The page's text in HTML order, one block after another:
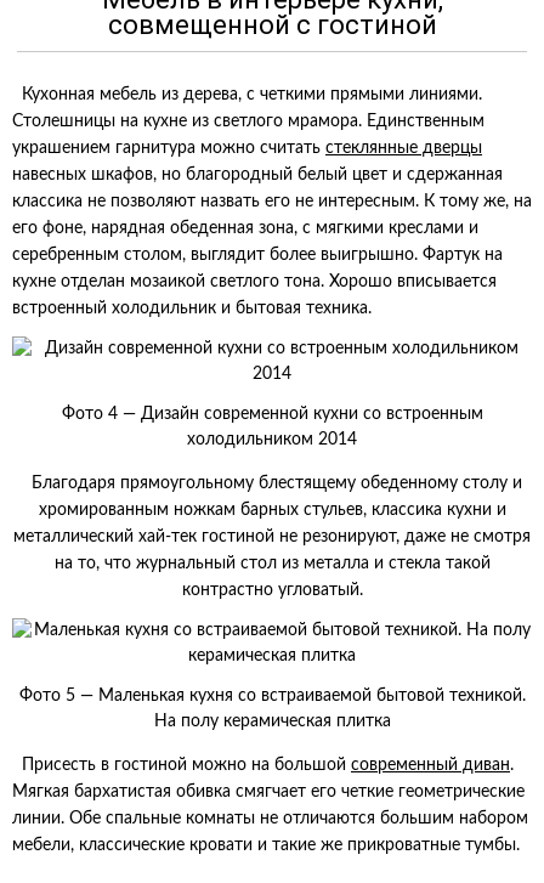
совмещенной с гостиной
Кухонная мебель из дерева, с четкими прямыми линиями.
Столешницы на кухне из светлого мрамора. Единственным
украшением гарнитура можно считать стеклянные дверцы
навесных шкафов, но благородный белый цвет и сдержанная
классика не позволяют назвать его не интересным. К тому же, на
его фоне, нарядная обеденная зона, с мягкими креслами и
серебренным столом, выглядит более выигрышно. Фартук на
кухне отделан мозаикой светлого тона. Хорошо вписывается
встроенный холодильник и бытовая техника.
Фото 4 — Дизайн современной кухни со встроенным
холодильником 2014
Благодаря прямоугольному блестящему обеденному столу и
хромированным ножкам барных стульев, классика кухни и
металлический хай-тек гостиной не резонируют, даже не смотря
на то, что журнальный стол из металла и стекла такой
контрастно угловатый.
Фото 5 — Маленькая кухня со встраиваемой бытовой техникой.
На полу керамическая плитка
Присесть в гостиной можно на большой современный диван.
Мягкая бархатистая обивка смягчает его четкие геометрические
линии. Обе спальные комнаты не отличаются большим набором
мебели, классические кровати и такие же прикроватные тумбы.